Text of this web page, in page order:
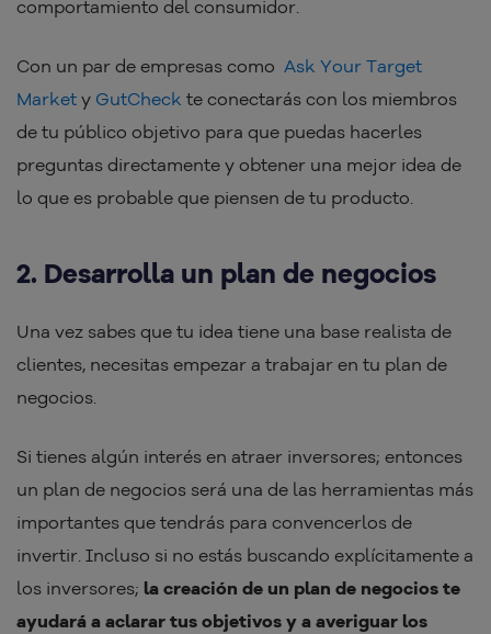
comportamiento del consumidor.
Con un par de empresas como Ask Your Target
Market y GutCheck te conectarás con los miembros
de tu público objetivo para que puedas hacerles
preguntas directamente y obtener una mejor idea de
lo que es probable que piensen de tu producto.
2. Desarrolla un plan de negocios
Una vez sabes que tu idea tiene una base realista de
clientes, necesitas empezar a trabajar en tu plan de
negocios.
Si tienes algún interés en atraer inversores; entonces
un plan de negocios será una de las herramientas más
importantes que tendrás para convencerlos de
invertir. Incluso si no estás buscando explícitamente a
los inversores; la creación de un plan de negocios te
ayudará a aclarar tus objetivos y a averiguar los